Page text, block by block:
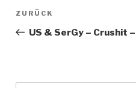
Beitragsnavigation
Vorheriger
ZURÜCK
US & SerGy – Crushit –